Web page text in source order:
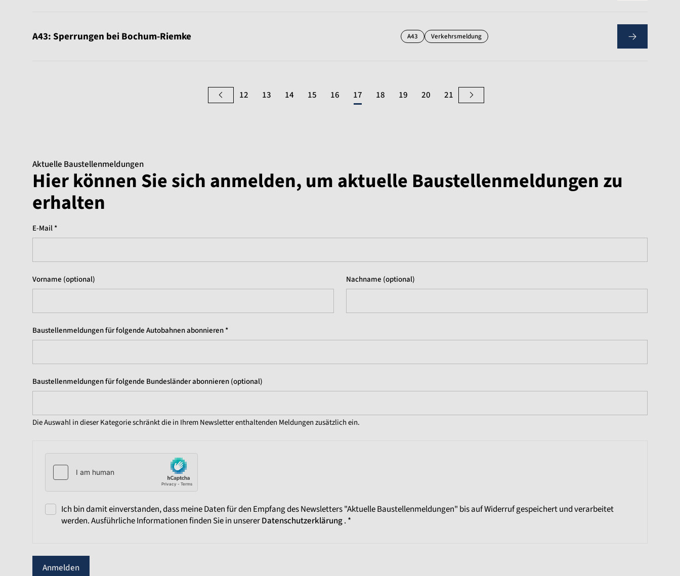
A43: Sperrungen bei Bochum-Riemke A43 Verkehrsmeldung
12 13 14 15 16 17 18 19 20 21
Aktuelle Baustellenmeldungen
Hier können Sie sich anmelden, um aktuelle Baustellenmeldungen zu
erhalten
E-Mail *
Vorname (optional) Nachname (optional)
Baustellenmeldungen für folgende Autobahnen abonnieren *
Baustellenmeldungen für folgende Bundesländer abonnieren (optional)
Die Auswahl in dieser Kategorie schränkt die in Ihrem Newsletter enthaltenden Meldungen zusätzlich ein.
Ich bin damit einverstanden, dass meine Daten für den Empfang des Newsletters "Aktuelle Baustellenmeldungen" bis auf Widerruf gespeichert und verarbeitet
werden. Ausführliche Informationen finden Sie in unsererDatenschutzerklärung . *
Anmelden